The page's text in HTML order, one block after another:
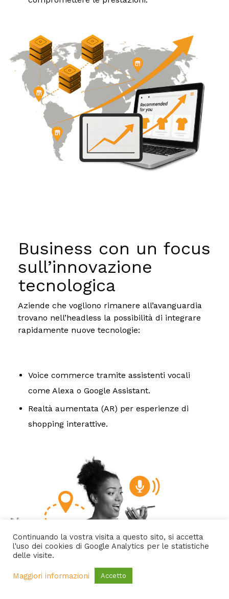
Business con un focus
sull’innovazione
tecnologica
Aziende che vogliono rimanere all’avanguardia
trovano nell’headless la possibilità di integrare
rapidamente nuove tecnologie:
Voice commerce tramite assistenti vocali
come Alexa o Google Assistant.
Realtà aumentata (AR) per esperienze di
shopping interattive.
Continuando la vostra visita a questo sito, si accetta
l'uso dei cookies di Google Analytics per le statistiche
delle visite.
Maggiori informazioni Accetto